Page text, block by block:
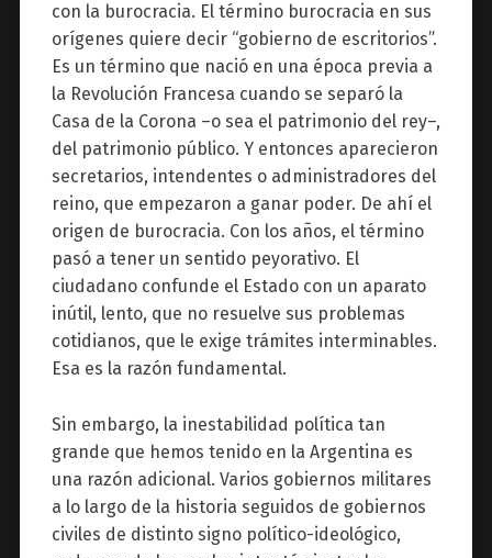
con la burocracia. El término burocracia en sus
orígenes quiere decir “gobierno de escritorios”.
Es un término que nació en una época previa a
la Revolución Francesa cuando se separó la
Casa de la Corona –o sea el patrimonio del rey–,
del patrimonio público. Y entonces aparecieron
secretarios, intendentes o administradores del
reino, que empezaron a ganar poder. De ahí el
origen de burocracia. Con los años, el término
pasó a tener un sentido peyorativo. El
ciudadano confunde el Estado con un aparato
inútil, lento, que no resuelve sus problemas
cotidianos, que le exige trámites interminables.
Esa es la razón fundamental.
Sin embargo, la inestabilidad política tan
grande que hemos tenido en la Argentina es
una razón adicional. Varios gobiernos militares
a lo largo de la historia seguidos de gobiernos
civiles de distinto signo político-ideológico,